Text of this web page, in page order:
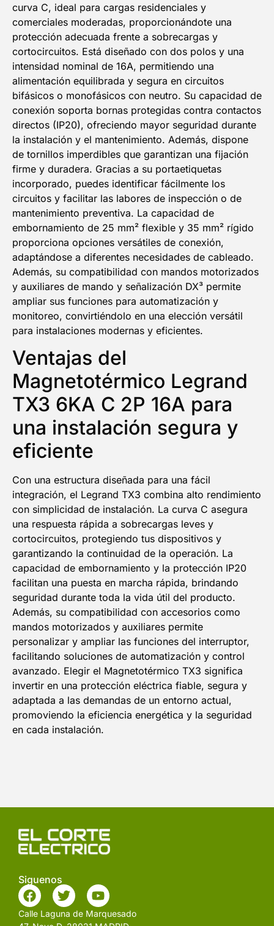
curva C, ideal para cargas residenciales y
comerciales moderadas, proporcionándote una
protección adecuada frente a sobrecargas y
cortocircuitos. Está diseñado con dos polos y una
intensidad nominal de 16A, permitiendo una
alimentación equilibrada y segura en circuitos
bifásicos o monofásicos con neutro. Su capacidad de
conexión soporta bornas protegidas contra contactos
directos (IP20), ofreciendo mayor seguridad durante
la instalación y el mantenimiento. Además, dispone
de tornillos imperdibles que garantizan una fijación
firme y duradera. Gracias a su portaetiquetas
incorporado, puedes identificar fácilmente los
circuitos y facilitar las labores de inspección o de
mantenimiento preventiva. La capacidad de
embornamiento de 25 mm² flexible y 35 mm² rígido
proporciona opciones versátiles de conexión,
adaptándose a diferentes necesidades de cableado.
Además, su compatibilidad con mandos motorizados
y auxiliares de mando y señalización DX³ permite
ampliar sus funciones para automatización y
monitoreo, convirtiéndolo en una elección versátil
para instalaciones modernas y eficientes.
Ventajas del
Magnetotérmico Legrand
TX3 6KA C 2P 16A para
una instalación segura y
eficiente
Con una estructura diseñada para una fácil
integración, el Legrand TX3 combina alto rendimiento
con simplicidad de instalación. La curva C asegura
una respuesta rápida a sobrecargas leves y
cortocircuitos, protegiendo tus dispositivos y
garantizando la continuidad de la operación. La
capacidad de embornamiento y la protección IP20
facilitan una puesta en marcha rápida, brindando
seguridad durante toda la vida útil del producto.
Además, su compatibilidad con accesorios como
mandos motorizados y auxiliares permite
personalizar y ampliar las funciones del interruptor,
facilitando soluciones de automatización y control
avanzado. Elegir el Magnetotérmico TX3 significa
invertir en una protección eléctrica fiable, segura y
adaptada a las demandas de un entorno actual,
promoviendo la eficiencia energética y la seguridad
en cada instalación.
Siguenos
Calle Laguna de Marquesado